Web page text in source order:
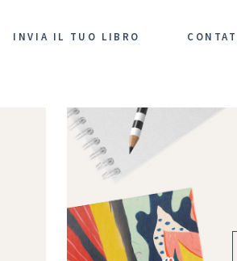
INVIA IL TUO LIBRO